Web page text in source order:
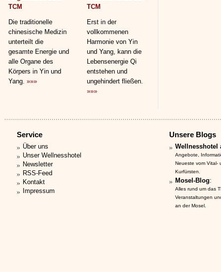
TCM
Die traditionelle
chinesische Medizin
unterteilt die
gesamte Energie und
alle Organe des
Körpers in Yin und
Yang. »»»
TCM
Erst in der
vollkommenen
Harmonie von Yin
und Yang, kann die
Lebensenergie Qi
entstehen und
ungehindert fließen.
»»»
Service
Über uns
Unser Wellnesshotel
Newsletter
RSS-Feed
Kontakt
Impressum
Unsere Blogs
Wellnesshotel
Angebote,
Neueste vom Vital-
Kurfürsten.
Mosel-Blog:
Alles rund um das
Veranstaltungen
an der Mosel.